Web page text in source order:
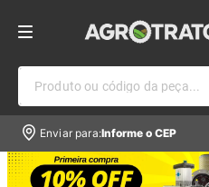
Produto ou código da peça...
Enviar para:Informe o CEP